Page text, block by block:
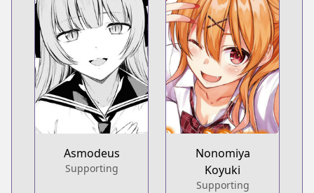
Asmodeus
Supporting
Nonomiya
Koyuki
Supporting